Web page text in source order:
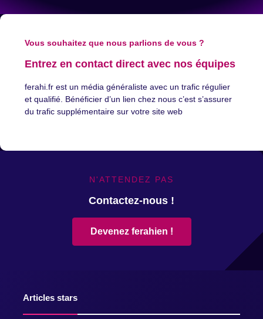
Vous souhaitez que nous parlions de vous ?
Entrez en contact direct avec nos équipes
ferahi.fr est un média généraliste avec un trafic régulier
et qualifié. Bénéficier d’un lien chez nous c’est s’assurer
du trafic supplémentaire sur votre site web
N'ATTENDEZ PAS
Contactez-nous !
Devenez ferahien !
Articles stars